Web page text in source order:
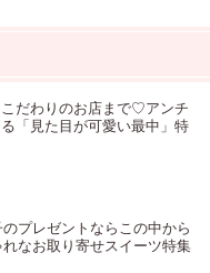
だわりのお店まで♡アンチ
「見た目が可愛い最中」特
のプレゼントならこの中から
なお取り寄せスイーツ特集